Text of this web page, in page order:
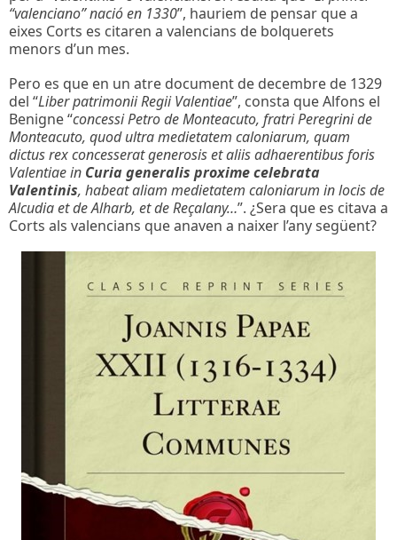
“valenciano” nació en 1330”, hauriem de pensar que a
eixes Corts es citaren a valencians de bolquerets
menors d’un mes.
Pero es que en un atre document de decembre de 1329
del “Liber patrimonii Regii Valentiae”, consta que Alfons el
Benigne “concessi Petro de Monteacuto, fratri Peregrini de
Monteacuto, quod ultra medietatem caloniarum, quam
dictus rex concesserat generosis et aliis adhaerentibus foris
Valentiae in Curia generalis proxime celebrata
Valentinis, habeat aliam medietatem caloniarum in locis de
Alcudia et de Alharb, et de Reçalany…”. ¿Sera que es citava a
Corts als valencians que anaven a naixer l’any següent?